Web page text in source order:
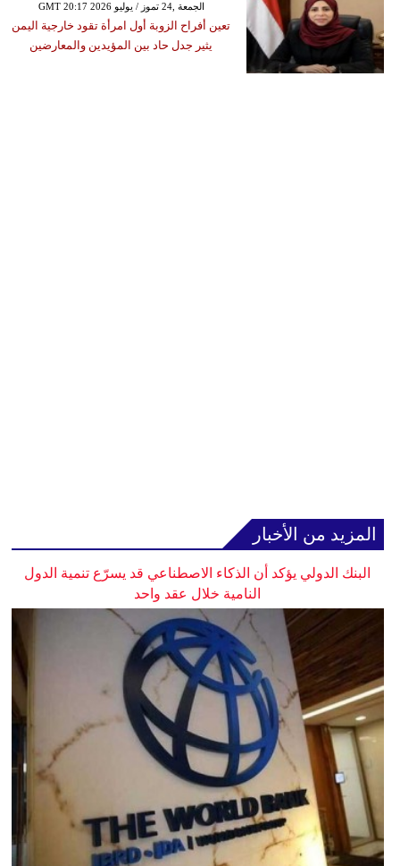
GMT 20:17 2026 الجمعة ,24 تموز / يوليو
تعين أفراح الزوبة أول امرأة تقود خارجية اليمن
يثير جدل حاد بين المؤيدين والمعارضين
المزيد من الأخبار
البنك الدولي يؤكد أن الذكاء الاصطناعي قد يسرّع تنمية الدول
النامية خلال عقد واحد